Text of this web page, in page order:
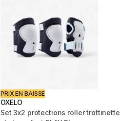
PRIX EN BAISSE
OXELO
Set 3x2 protections roller trottinette